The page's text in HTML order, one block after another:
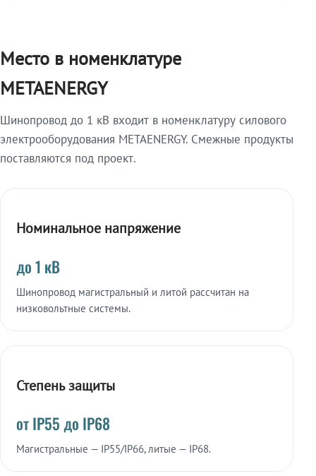
Место в номенклатуре
METAENERGY
Шинопровод до 1 кВ входит в номенклатуру силового
электрооборудования METAENERGY. Смежные продукты
поставляются под проект.
Номинальное напряжение
до 1 кВ
Шинопровод магистральный и литой рассчитан на
низковольтные системы.
Степень защиты
от IP55 до IP68
Магистральные — IP55/IP66, литые — IP68.